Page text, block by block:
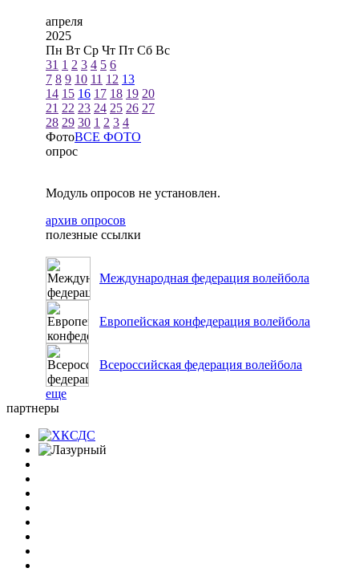
апреля
2025
Пн Вт Ср Чт Пт Сб Вс
31 1 2 3 4 5 6
7 8 9 10 11 12 13
14 15 16 17 18 19 20
21 22 23 24 25 26 27
28 29 30 1 2 3 4
ФотоВСЕ ФОТО
опрос
Модуль опросов не установлен.
архив опросов
полезные ссылки
Международная федерация волейбола
Европейская конфедерация волейбола
Всероссийская федерация волейбола
еще
партнеры